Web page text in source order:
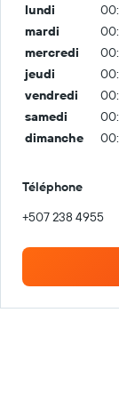
lundi
mardi
mercredi
jeudi
vendredi
samedi
dimanche
Téléphone
+507 238 4955